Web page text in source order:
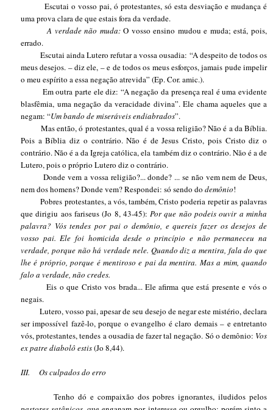
Escutai o vosso pai, ó protestantes, só esta desviação e mudança é
uma prova clara de que estais fora da verdade.
A verdade não muda:O vosso ensino mudou e muda; está, pois,
errado.
Escutai ainda Lutero refutar a vossa ousadia: “A despeito de todos os
meus desejos. – diz ele, – e de todos os meus esforços, jamais pude impelir
o meu espírito a essa negação atrevida” (Ep. Cor. amic.).
Em outra parte ele diz: “A negação da presença real é uma evidente
blasfêmia, uma negação da veracidade divina”. Ele chama aqueles que a
negam: “Um bando de miseráveis endiabrados”.
Mas então, ó protestantes, qual é a vossa religião? Não é a da Bíblia.
Pois a Bíblia diz o contrário. Não é de Jesus Cristo, pois Cristo diz o
contrário. Não é a da Igreja católica, ela também diz o contrário. Não é a de
Lutero, pois o próprio Lutero diz o contrário.
Donde vem a vossa religião?... donde? ... se não vem nem de Deus,
nem dos homens? Donde vem? Respondei: só sendo do demônio!
Pobres protestantes, a vós, também, Cristo poderia repetir as palavras
que dirigiu aos fariseus (Jo 8, 43-45):Por que não podeis ouvir a minha
palavra? Vós tendes por pai o demônio, e quereis fazer os desejos de
vosso pai. Ele foi homicida desde o princípio e não permaneceu na
verdade, porque não há verdade nele. Quando diz a mentira, fala do que
lhe é próprio, porque é mentiroso e pai da mentira. Mas a mim, quando
falo a verdade, não credes.
Eis o que Cristo vos brada... Ele afirma que está presente e vós o
negais.
Lutero, vosso pai, apesar de seu desejo de negar este mistério, declara
ser impossível fazê-lo, porque o evangelho é claro demais – e entretanto
vós, protestantes, tendes a ousadia de fazer tal negação. Só o demônio: Vos
ex patre diabolô estis(Jo 8,44).
III. Os culpados do erro
Tenho dó e compaixão dos pobres ignorantes, iludidos pelos